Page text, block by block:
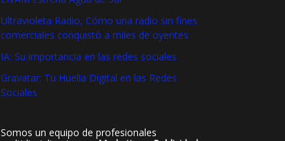
Ultravioleta Radio, Cómo una radio sin fines
comerciales conquistó a miles de oyentes
IA: Su importancia en las redes sociales
Gravatar: Tu Huella Digital en las Redes
Sociales
Somos un equipo de profesionales